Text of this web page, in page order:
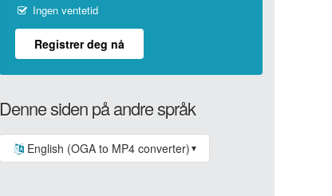
Ingen ventetid
Registrer deg nå
Denne siden på andre språk
English (OGA to MP4 converter) ▼